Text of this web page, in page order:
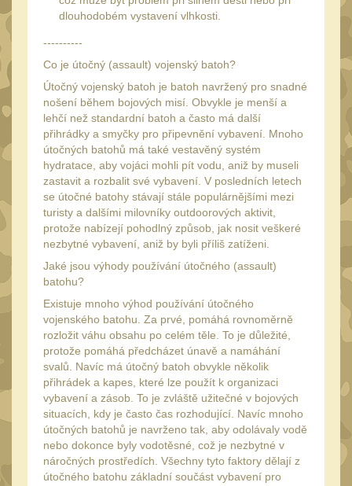
Accushot Tactical
Accushot Precision3
Hunter 6
BugBuster
Kolimátory16
Schmidt&Bender3
Delta Optical 2
Sightmark19
Vector Optics
ČIŠTĚNÍ A ÚDRŽBA
Čištění 38
AR15
AK4710
.2210
.223 (5.56mm)
dlouhodobém vystavení vlhkosti.
----------
Co je útočný (assault) vojenský batoh?
Útočný vojenský batoh je batoh navržený pro snadné
nošení během bojových misí. Obvykle je menší a
lehčí než standardní batoh a často má další
přihrádky a smyčky pro připevnění vybavení. Mnoho
útočných batohů má také vestavěný systém
hydratace, aby vojáci mohli pít vodu, aniž by museli
zastavit a rozbalit své vybavení. V posledních letech
se útočné batohy stávají stále populárnějšími mezi
turisty a dalšími milovníky outdoorových aktivit,
protože nabízejí pohodlný způsob, jak nosit veškeré
nezbytné vybavení, aniž by byli příliš zatíženi.
Jaké jsou výhody používání útočného (assault)
batohu?
Existuje mnoho výhod používání útočného
vojenského batohu. Za prvé, pomáhá rovnoměrně
rozložit váhu obsahu po celém těle. To je důležité,
protože pomáhá předcházet únavě a namáhání
svalů. Navíc má útočný batoh obvykle několik
přihrádek a kapes, které lze použít k organizaci
vybavení a zásob. To je zvláště užitečné v bojových
situacích, kdy je často čas rozhodující. Navíc mnoho
útočných batohů je navrženo tak, aby odolávaly vodě
nebo dokonce byly vodotěsné, což je nezbytné v
náročných prostředích. Všechny tyto faktory dělají z
útočného batohu základní součást vybavení pro